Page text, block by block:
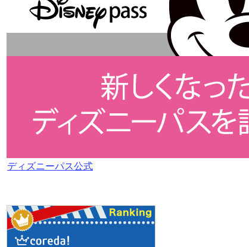
ディズニーパス公式